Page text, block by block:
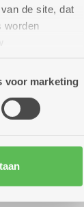
de site, dat
worden
deze gegevens
voor marketing